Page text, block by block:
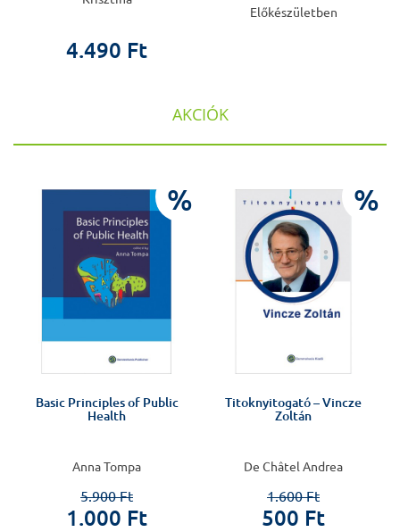
4.490 Ft
Előkészületben
AKCIÓK
%
Basic Principles of Public
Health
Anna Tompa
5.900 Ft
1.000 Ft
%
Titoknyitogató – Vincze
Zoltán
De Châtel Andrea
1.600 Ft
500 Ft